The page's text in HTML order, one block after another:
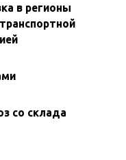
в регионы
со склада